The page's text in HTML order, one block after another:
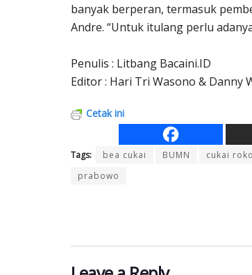
banyak berperan, termasuk
Andre. “Untuk itulang perlu
Penulis : Litbang Bacaini.ID
Editor : Hari Tri Wasono & Danny
Cetak ini
Tags: bea cukai BUMN cukai
prabowo